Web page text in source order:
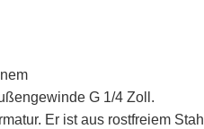
G 1/4 Zoll.
Er ist aus rostfreiem Stahl